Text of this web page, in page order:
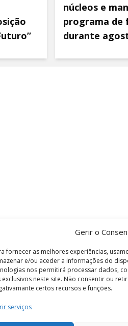
Gerir o
fornecer as melhores experiências,
e/ou aceder a informações do
nos permitirá processar dados,
exclusivos neste site. Não consentir ou
certos recursos e funções.
serviços
núcleos e
programa de
durante